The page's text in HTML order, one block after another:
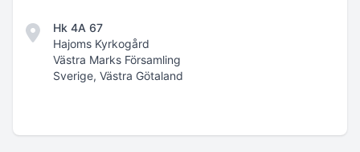
Hk 4A 67
Hajoms Kyrkogård
Västra Marks Församling
Sverige, Västra Götaland